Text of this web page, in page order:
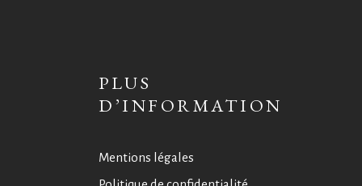
PLUS
D’INFORMATION
Mentions légales